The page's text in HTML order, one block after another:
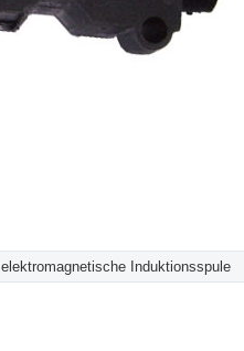
elektromagnetische Induktionsspule